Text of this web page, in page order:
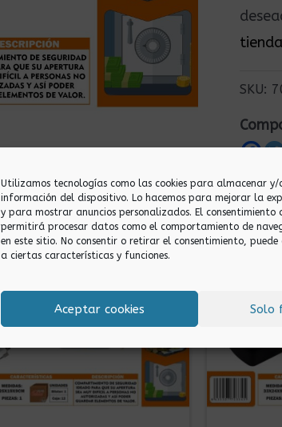
Utilizamos tecnologías como las cookies para almacenar
información del dispositivo. Lo hacemos para mejorar la
y para mostrar anuncios personalizados. El consentimiento
permitirá procesar datos como el comportamiento de
en este sitio. No consentir o retirar el consentimiento,
a ciertas características y funciones.
Aceptar cookies Solo
SKU: